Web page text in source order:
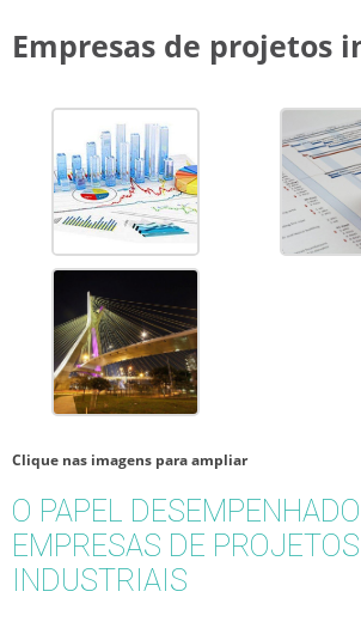
Empresas de projetos
Clique nas imagens para ampliar
O PAPEL
EMPRESAS DE PROJETOS
INDUSTRIAIS